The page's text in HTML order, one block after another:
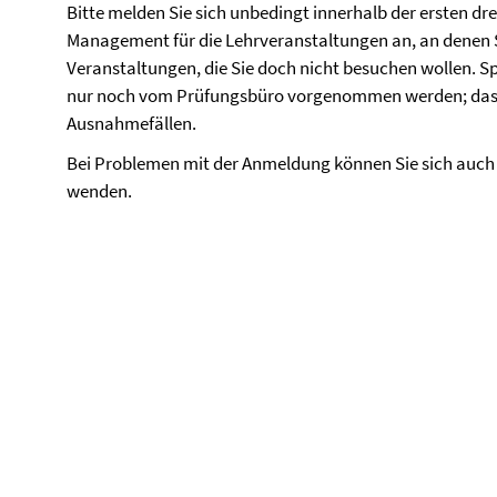
Bitte melden Sie sich unbedingt innerhalb der ersten
Management für die Lehrveranstaltungen an, an denen
Veranstaltungen, die Sie doch nicht besuchen wollen.
nur noch vom Prüfungsbüro vorgenommen werden;
Ausnahmefällen.
Bei Problemen mit der Anmeldung können Sie sich
wenden.